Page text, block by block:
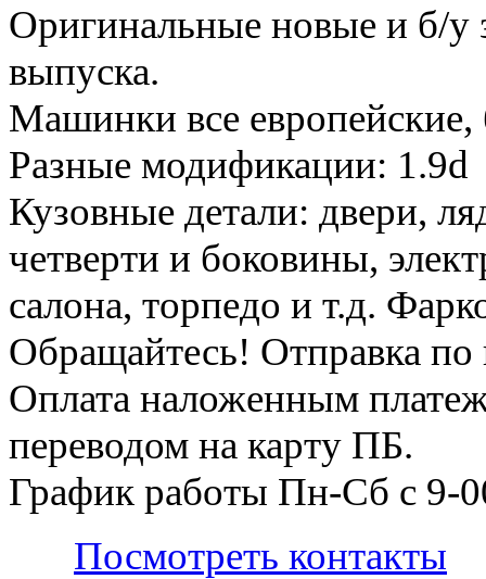
Оригинальные новые и б/у
выпуска.
Машинки все
Разные модификации: 1.9d
Кузовные детали: двери,
четверти и боковины,
салона, торпедо и т.д.
Обращайтесь! Отправка
Оплата наложенным
переводом на карту ПБ.
График работы Пн-Сб с 9-
Посмотреть контакты